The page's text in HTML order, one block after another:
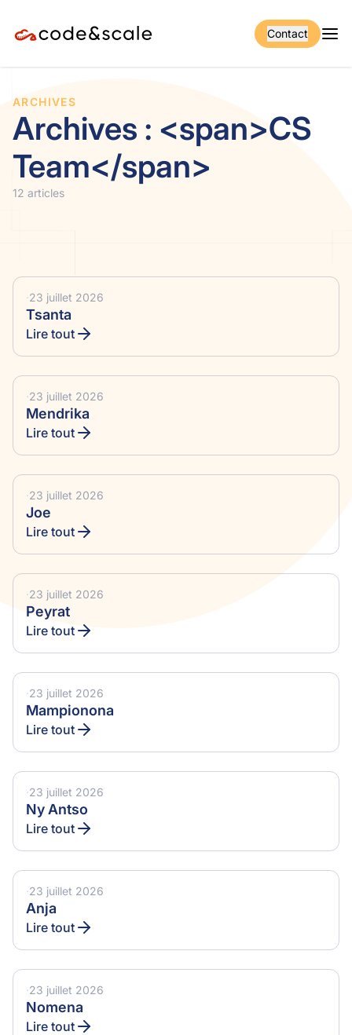
Contact
ARCHIVES
Archives : <span>CS
Team</span>
12 articles
·23 juillet 2026
Tsanta
Lire tout
·23 juillet 2026
Mendrika
Lire tout
·23 juillet 2026
Joe
Lire tout
·23 juillet 2026
Peyrat
Lire tout
·23 juillet 2026
Mampionona
Lire tout
·23 juillet 2026
Ny Antso
Lire tout
·23 juillet 2026
Anja
Lire tout
·23 juillet 2026
Nomena
Lire tout